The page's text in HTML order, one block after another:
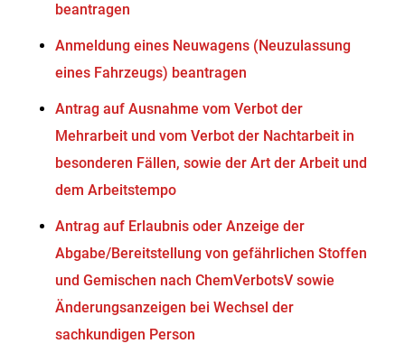
beantragen
Anmeldung eines Neuwagens (Neuzulassung
eines Fahrzeugs) beantragen
Antrag auf Ausnahme vom Verbot der
Mehrarbeit und vom Verbot der Nachtarbeit in
besonderen Fällen, sowie der Art der Arbeit und
dem Arbeitstempo
Antrag auf Erlaubnis oder Anzeige der
Abgabe/Bereitstellung von gefährlichen Stoffen
und Gemischen nach ChemVerbotsV sowie
Änderungsanzeigen bei Wechsel der
sachkundigen Person